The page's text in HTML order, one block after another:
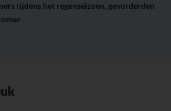
tijdens het regenseizoen, gevorderden